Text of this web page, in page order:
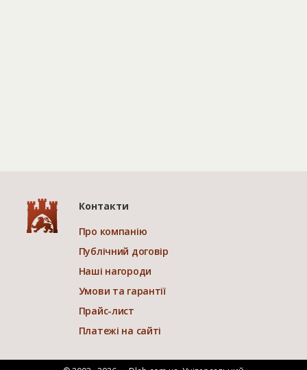
Контакти
Про компанію
Публічний договір
Наші нагороди
Умови та гарантії
Прайс-лист
Платежі на сайті